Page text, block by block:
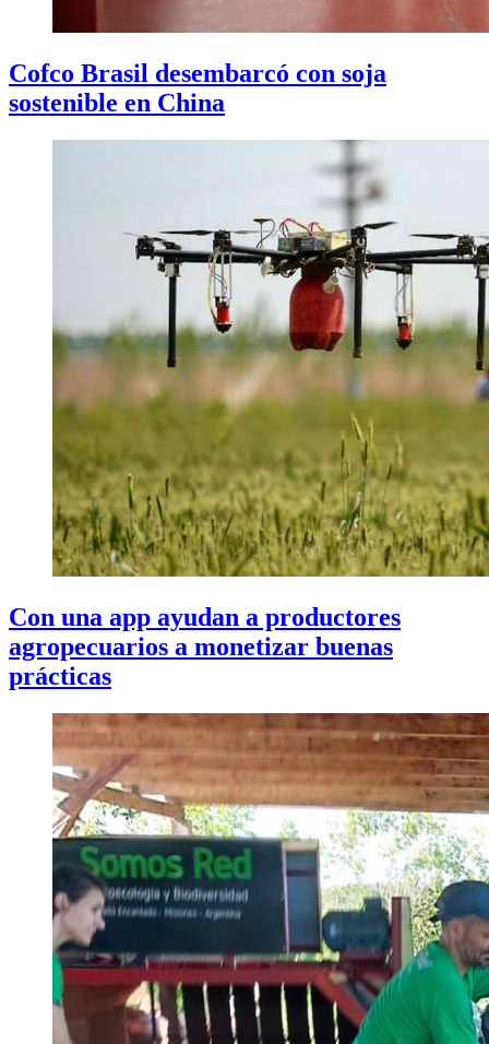
Cofco Brasil desembarcó con soja
sostenible en China
Con una app ayudan a productores
agropecuarios a monetizar buenas
prácticas